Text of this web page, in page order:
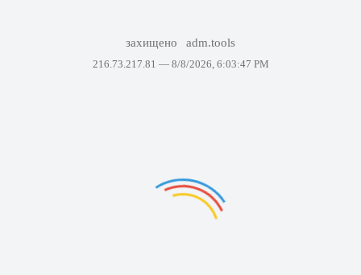
захищено adm.tools
216.73.217.81 — 8/8/2026, 6:03:47 PM